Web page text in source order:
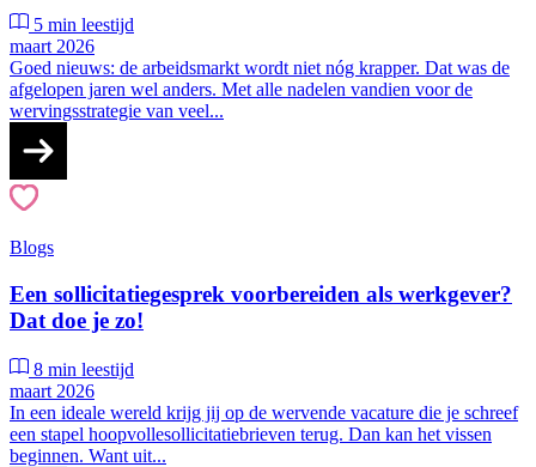
5 min leestijd
maart 2026
Goed nieuws: de arbeidsmarkt wordt niet nóg krapper. Dat was de
afgelopen jaren wel anders. Met alle nadelen vandien voor de
wervingsstrategie van veel...
Blogs
Een sollicitatiegesprek voorbereiden als werkgever?
Dat doe je zo!
8 min leestijd
maart 2026
In een ideale wereld krijg jij op de wervende vacature die je schreef
een stapel hoopvollesollicitatiebrieven terug. Dan kan het vissen
beginnen. Want uit...